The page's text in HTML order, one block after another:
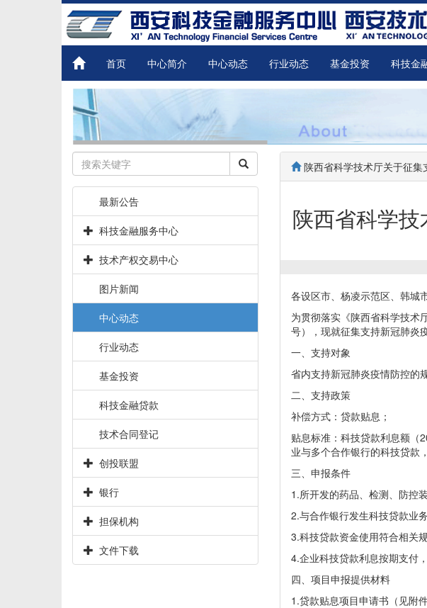
首页 中心简介 中心动态 行业动态 基金投资 科技金
最新公告
科技金融服务中心
技术产权交易中心
图片新闻
中心动态
行业动态
基金投资
科技金融贷款
技术合同登记
创投联盟
银行
担保机构
文件下载
陕西省科学技术厅关于征集
陕西省科学
各设区市、杨凌示范区、韩城
为贯彻落实《陕西省科学技术
号），现就征集支持新冠肺炎
一、支持对象
省内支持新冠肺炎疫情防控的
二、支持政策
补偿方式：贷款贴息；
贴息标准：科技贷款利息额（
业与多个合作银行的科技贷款
三、申报条件
1.所开发的药品、检测、防控
2.与合作银行发生科技贷款业
3.科技贷款资金使用符合相关
4.企业科技贷款利息按期支付
四、项目申报提供材料
1.贷款贴息项目申请书（见附